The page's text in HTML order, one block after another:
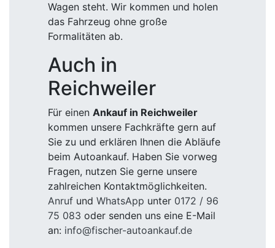
Wagen steht. Wir kommen und holen
das Fahrzeug ohne große
Formalitäten ab.
Auch in
Reichweiler
Für einen Ankauf in Reichweiler
kommen unsere Fachkräfte gern auf
Sie zu und erklären Ihnen die Abläufe
beim Autoankauf. Haben Sie vorweg
Fragen, nutzen Sie gerne unsere
zahlreichen Kontaktmöglichkeiten.
Anruf und WhatsApp unter 0172 / 96
75 083 oder senden uns eine E-Mail
an: info@fischer-autoankauf.de